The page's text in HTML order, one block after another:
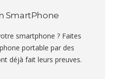
SmartPhone
smartphone ? Faites
portable par des
déjà fait leurs preuves.